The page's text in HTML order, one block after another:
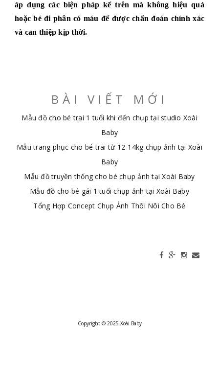
áp dụng các biện pháp kể trên mà không hiệu quả
hoặc bé đi phân có máu để được chẩn đoán chính xác
và can thiệp kịp thời.
BÀI VIẾT MỚI
Mẫu đồ cho bé trai 1 tuổi khi đến chụp tại studio Xoài
Baby
Mẫu trang phục cho bé trai từ 12-14kg chụp ảnh tại Xoài
Baby
Mẫu đồ truyền thống cho bé chụp ảnh tại Xoài Baby
Mẫu đồ cho bé gái 1 tuổi chụp ảnh tại Xoài Baby
Tổng Hợp Concept Chụp Ảnh Thôi Nôi Cho Bé
Copyright © 2025 Xoài Baby